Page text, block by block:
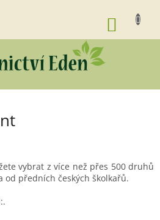
KOŠÍK
vybrat z více než přes 500 druhů
od předních českých školkařů.